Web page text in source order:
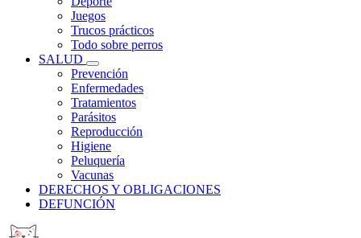
Juegos
Trucos prácticos
Todo sobre perros
SALUD
Prevención
Enfermedades
Tratamientos
Parásitos
Reproducción
Higiene
Peluquería
Vacunas
DERECHOS Y OBLIGACIONES
DEFUNCIÓN